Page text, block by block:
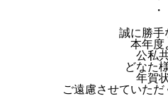
・
誠に勝手
本年度
公私
どなた
年賀
ご遠慮させていた